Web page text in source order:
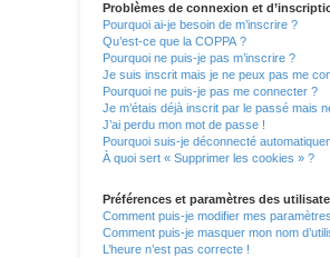
Problèmes de connexion et
Pourquoi ai-je besoin de m’inscrire ?
Qu’est-ce que la COPPA ?
Pourquoi ne puis-je pas m’inscrire ?
Je suis inscrit mais je ne peux pas me
Pourquoi ne puis-je pas me connecter ?
Je m’étais déjà inscrit par le passé mais
J’ai perdu mon mot de passe !
Pourquoi suis-je déconnecté
À quoi sert « Supprimer les cookies » ?
Préférences et paramètres des
Comment puis-je modifier mes
Comment puis-je masquer mon nom
L’heure n’est pas correcte !